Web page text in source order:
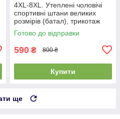
4XL-8XL. Утеплені чоловічі
спортивні штани великих
розмірів (батал), трикотаж
тринитка, темно-сірі
(антрацит)
Готово до відправки
590 ₴ 800 ₴
Купити
ще